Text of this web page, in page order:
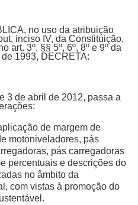
no uso da atribuição
inciso IV, da Constituição,
art. 3º, §§ 5º, 6º, 8º e 9º da
1993, DECRETA:
3 de abril de 2012, passa a
de margem de
motoniveladores, pás
pás carregadoras
percentuais e descrições do
no âmbito da
com vistas à promoção do